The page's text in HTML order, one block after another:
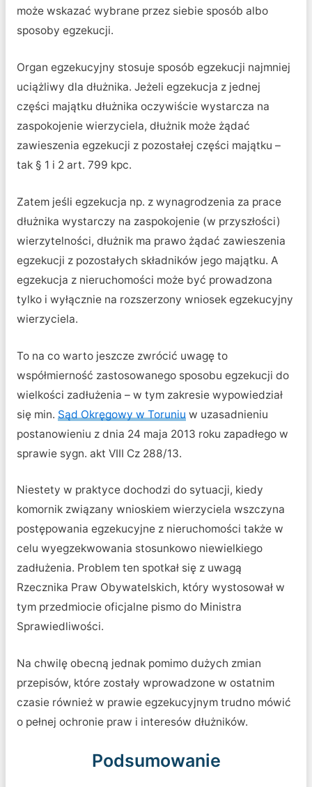
może wskazać wybrane przez siebie sposób albo
sposoby egzekucji.
Organ egzekucyjny stosuje sposób egzekucji najmniej
uciążliwy dla dłużnika. Jeżeli egzekucja z jednej
części majątku dłużnika oczywiście wystarcza na
zaspokojenie wierzyciela, dłużnik może żądać
zawieszenia egzekucji z pozostałej części majątku –
tak § 1 i 2 art. 799 kpc.
Zatem jeśli egzekucja np. z wynagrodzenia za prace
dłużnika wystarczy na zaspokojenie (w przyszłości)
wierzytelności, dłużnik ma prawo żądać zawieszenia
egzekucji z pozostałych składników jego majątku. A
egzekucja z nieruchomości może być prowadzona
tylko i wyłącznie na rozszerzony wniosek egzekucyjny
wierzyciela.
To na co warto jeszcze zwrócić uwagę to
współmierność zastosowanego sposobu egzekucji do
wielkości zadłużenia – w tym zakresie wypowiedział
się min. Sąd Okręgowy w Toruniu w uzasadnieniu
postanowieniu z dnia 24 maja 2013 roku zapadłego w
sprawie sygn. akt VIII Cz 288/13.
Niestety w praktyce dochodzi do sytuacji, kiedy
komornik związany wnioskiem wierzyciela wszczyna
postępowania egzekucyjne z nieruchomości także w
celu wyegzekwowania stosunkowo niewielkiego
zadłużenia. Problem ten spotkał się z uwagą
Rzecznika Praw Obywatelskich, który wystosował w
tym przedmiocie oficjalne pismo do Ministra
Sprawiedliwości.
Na chwilę obecną jednak pomimo dużych zmian
przepisów, które zostały wprowadzone w ostatnim
czasie również w prawie egzekucyjnym trudno mówić
o pełnej ochronie praw i interesów dłużników.
Podsumowanie